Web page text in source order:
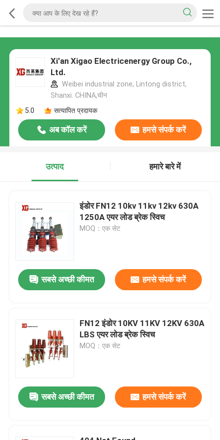
Xi'an Xigao Electricenergy Group Co.,
Ltd.
Weibei industrial zone, Lintong district,
Shanxi. CHINA,चीन
5.0
सत्यापित प्रदायक
अब कॉल करें हमसे संपर्क करें
उत्पाद हमारे बारे में
इंडोर FN12 10kv 11kv 12kv 630A
1250A एयर लोड ब्रेक स्विच
MOQ：एक सेट
सबसे अच्छी कीमत हमसे संपर्क करें
FN12 इंडोर 10KV 11KV 12KV 630A
LBS एयर लोड ब्रेक स्विच
MOQ：एक सेट
सबसे अच्छी कीमत हमसे संपर्क करें